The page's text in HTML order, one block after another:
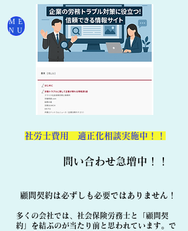
ME
NU
​社労士費用 適正化相談実施中！！
​問い合わせ急増中！！
顧問契約は必ずしも必要ではありません！
多くの会社では、社会保険労務士と「顧問契
約」を結ぶのが当たり前と思われています。で